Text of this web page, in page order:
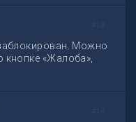
Можно
«Жалоба»,